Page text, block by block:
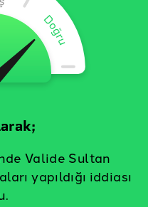
Valide Sultan
yapıldığı iddiası